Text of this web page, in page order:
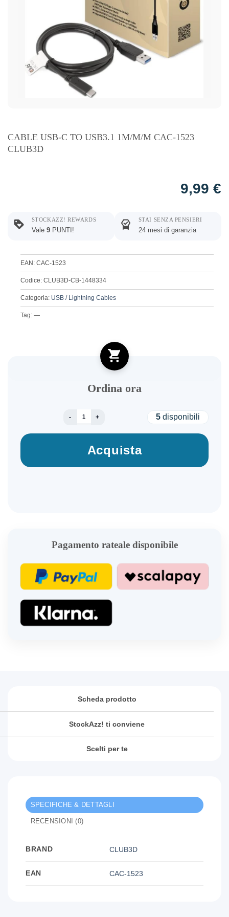
CABLE USB-C TO USB3.1 1M/M/M CAC-1523
CLUB3D
9,99 €
STOCKAZZ! REWARDS
Vale 9 PUNTI!
STAI SENZA PENSIERI
24 mesi di garanzia
EAN: CAC-1523
Codice: CLUB3D-CB-1448334
Categoria: USB / Lightning Cables
Tag: —
Ordina ora
CABLE USB-C TO USB3.1 1M/M/M CAC-1523
5 disponibili
Acquista
Pagamento rateale disponibile
Scheda prodotto
StockAzz! ti conviene
Scelti per te
SPECIFICHE & DETTAGLI
RECENSIONI (0)
BRAND CLUB3D
EAN CAC-1523